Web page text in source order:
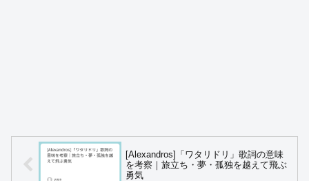
[Alexandros]「ワタリドリ」歌詞の意味
を考察｜旅立ち・夢・孤独を越えて飛ぶ
勇気